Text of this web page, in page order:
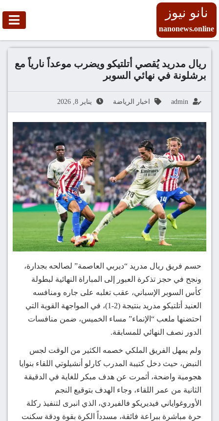
نانو نيوز
nanonews.online
ريال مدريد يُقصي أتلتيكو ويضرب موعداً نارياً مع
برشلونة في نهائي السوبر
admin اخبار الرياضة يناير 8, 2026
حسم فريق ريال مدريد “ديربي العاصمة” لصالحه بجدارة،
ونجح في حجز تذكرة العبور إلى المباراة النهائية لبطولة
كأس السوبر الإسباني، عقب تغلبه على جاره ومنافسه
العنيد أتلتيكو مدريد بنتيجة (2-1)، في المواجهة القوية التي
احتضنها ملعب “الإنماء” مساء الخميس، ضمن منافسات
الدور نصف النهائي للمسابقة.
ولم يمهل الفريق الملكي خصمه الكثير من الوقت لجس
النبض، حيث دخل كتيبة المدرب كارلو أنشيلوتي اللقاء بنوايا
هجومية واضحة، أثمرت عن هدف مبكر للغاية في الدقيقة
الثانية من عمر اللقاء، وجاء الهدف بتوقيع النجم
الأوروغواياني فيديريكو فالفيردي، الذي انبرى لتنفيذ ركلة
حرة مباشرة ببراعة فائقة، مسدداً الكرة بقوة ودقة سكنت